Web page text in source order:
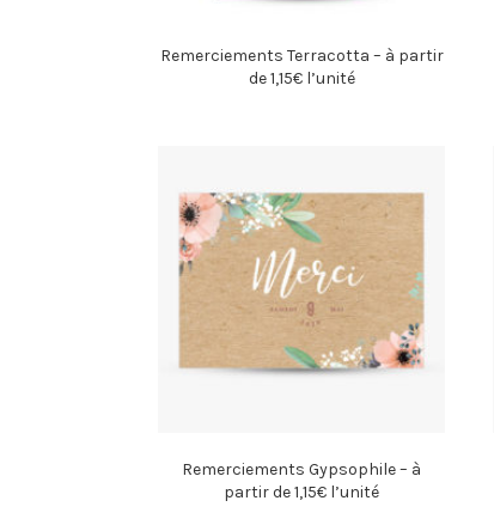
Remerciements Terracotta – à partir
de 1,15€ l’unité
Remerciements Gypsophile – à
partir de 1,15€ l’unité